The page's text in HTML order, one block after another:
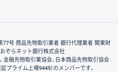
77号 商品先物取引業者 銀行代理業者 関東財
おぞらネット銀行株式会社
金融先物取引業協会、日本商品先物取引協会
プライム上場9449）のメンバーです。